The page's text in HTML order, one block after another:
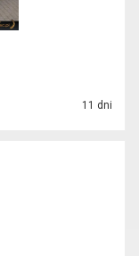
11 dni